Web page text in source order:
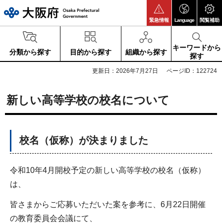
緊急情報 Language 閲覧補助
分類から探す 目的から探す 組織から探す
キーワードから
探す
更新日：2026年7月27日 ページID：122724
新しい高等学校の校名について
校名（仮称）が決まりました
令和10年4月開校予定の新しい高等学校の校名（仮称）
は、
皆さまからご応募いただいた案を参考に、6月22日開催
の教育委員会会議にて、